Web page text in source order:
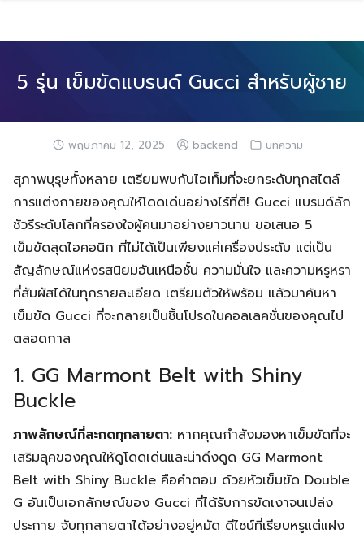
5 รุ่น เข็มขัดแบรนด์ Gucci สำหรับผู้ชาย
พฤษภาคม 12, 2025 backend บทความ
สุภาพบุรุษทั้งหลาย เตรียมพบกับไอเท็มที่จะยกระดับทุกสไตล์
การแต่งกายของคุณให้โดดเด่นอย่างไร้ที่ติ! Gucci แบรนด์ลัก
ชัวรีระดับโลกที่ครองใจผู้คนมาอย่างยาวนาน ขอเสนอ 5
เข็มขัดสุดไอคอนิก ที่ไม่ได้เป็นเพียงแค่เครื่องประดับ แต่เป็น
สัญลักษณ์แห่งรสนิยมอันเหนือชั้น ความมั่นใจ และความหรูหรา
ที่สัมผัสได้ในทุกรายละเอียด เตรียมตัวให้พร้อม แล้วมาค้นหา
เข็มขัด Gucci ที่จะกลายเป็นชิ้นโปรดในคอลเลคชั่นของคุณไป
ตลอดกาล
1. GG Marmont Belt with Shiny
Buckle
ภาพลักษณ์ที่สะกดทุกสายตา: หากคุณกำลังมองหาเข็มขัดที่จะ
เสริมลุคของคุณให้ดูโดดเด่นและน่าดึงดูด GG Marmont
Belt with Shiny Buckle คือคำตอบ ด้วยหัวเข็มขัด Double
G อันเป็นเอกลักษณ์ของ Gucci ที่ได้รับการขัดเงาจนเปล่ง
ประกาย จับทุกสายตาได้อย่างอยู่หมัด ดีไซน์ที่เรียบหรูแต่แฝง